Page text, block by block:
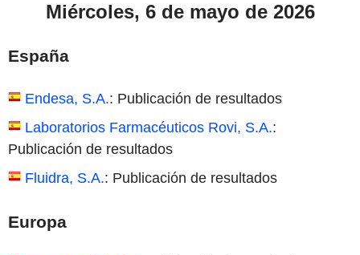
Miércoles, 6 de mayo de 2026
España
Endesa, S.A.: Publicación de resultados
Laboratorios Farmacéuticos Rovi, S.A.:
Publicación de resultados
Fluidra, S.A.: Publicación de resultados
Europa